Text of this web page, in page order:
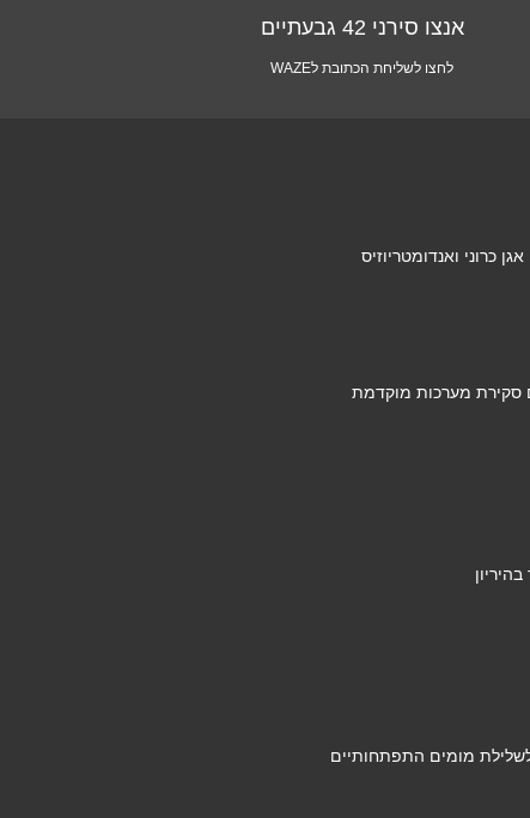
אנצו סירני 42 גבעתיים
לחצו לשליחת הכתובת לWAZE
כרוני ואנדומטריוזיס
סקירת מערכות מוקדמת
מומים התפתחותיים